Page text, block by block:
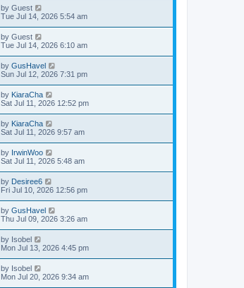
by Guest
Tue Jul 14, 2026 5:54 am
by Guest
Tue Jul 14, 2026 6:10 am
by GusHavel
Sun Jul 12, 2026 7:31 pm
by KiaraCha
Sat Jul 11, 2026 12:52 pm
by KiaraCha
Sat Jul 11, 2026 9:57 am
by IrwinWoo
Sat Jul 11, 2026 5:48 am
by Desiree6
Fri Jul 10, 2026 12:56 pm
by GusHavel
Thu Jul 09, 2026 3:26 am
by Isobel
Mon Jul 13, 2026 4:45 pm
by Isobel
Mon Jul 20, 2026 9:34 am